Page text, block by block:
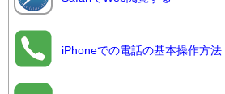
iPhoneでの電話の基本操作方法